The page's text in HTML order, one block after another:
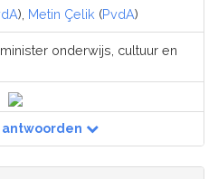
), Metin Çelik (PvdA)
onderwijs, cultuur en
antwoorden